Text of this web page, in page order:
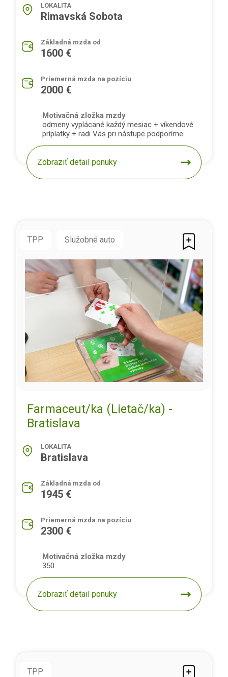
LOKALITA
Rimavská Sobota
Základná mzda od
1600 €
Priemerná mzda na pozíciu
2000 €
Motivačná zložka mzdy
odmeny vyplácané každý mesiac + víkendové
príplatky + radi Vás pri nástupe podporíme
Zobraziť detail ponuky
TPP Služobné auto
Farmaceut/ka (Lietač/ka) -
Bratislava
LOKALITA
Bratislava
Základná mzda od
1945 €
Priemerná mzda na pozíciu
2300 €
Motivačná zložka mzdy
350
Zobraziť detail ponuky
TPP